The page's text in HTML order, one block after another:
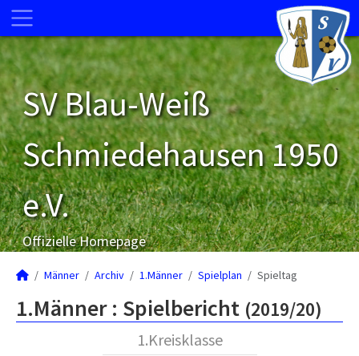
SV Blau-Weiß
Schmiedehausen 1950
e.V.
Offizielle Homepage
Männer Archiv 1.Männer Spielplan Spieltag
1.Männer : Spielbericht (2019/20)
1.Kreisklasse